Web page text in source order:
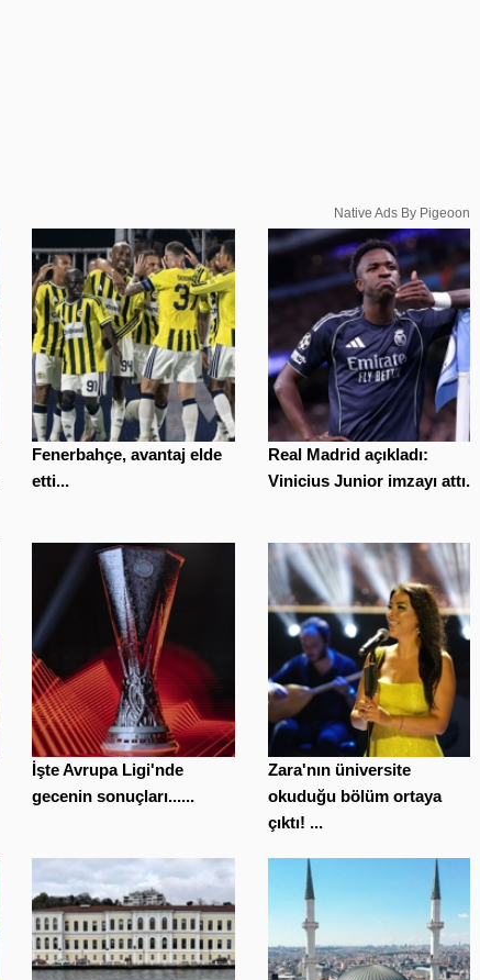
Native Ads By Pigeoon
Fenerbahçe, avantaj elde
etti...
Real Madrid açıkladı:
Vinicius Junior imzayı attı...
İşte Avrupa Ligi'nde
gecenin sonuçları......
Zara'nın üniversite
okuduğu bölüm ortaya
çıktı! ...